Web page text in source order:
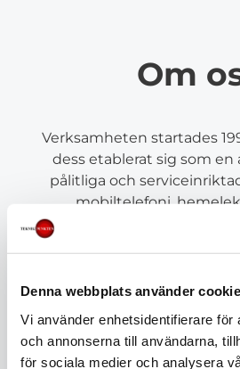
Denna webbplats använder
Vi använder enhetsidentifierare för
och annonserna till användarna,
för sociala medier och analysera
Om
Verksamheten startades
dess etablerat sig som en
pålitliga och
mobiltelefoni,
Folkungagatan 87,